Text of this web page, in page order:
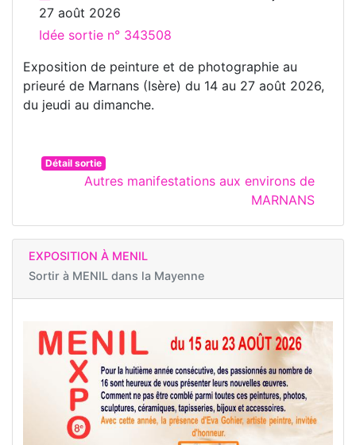
27 août 2026
Idée sortie n° 343508
Exposition de peinture et de photographie au
prieuré de Marnans (Isère) du 14 au 27 août 2026,
du jeudi au dimanche.
Détail sortie
Autres manifestations aux environs de
MARNANS
EXPOSITION À MENIL
Sortir à MENIL dans la Mayenne